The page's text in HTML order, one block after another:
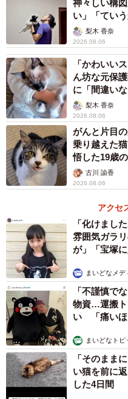
ーーとても“人馴れ”してい
「にゃにゃこと関わり始め
は馴れていて、よく店先で
真を撮られても、ほとんど
神々しい構
い」「てい
梨木 香奈
2026.08.06
「かわいい
ん坊な元保
に「間違い
梨木 香奈
2026.08.06
がんと片目
乗り越えた
悟した19歳
古川 諭香
2026.08.06
アクセ
「化けまし
雰囲気ガラ
が」「宝塚に
まいどなメデ
「不謹慎で
物資…運搬ト
い 「痛いほ
まいどなトピ
「そのまま
い猫を前に
した4日間